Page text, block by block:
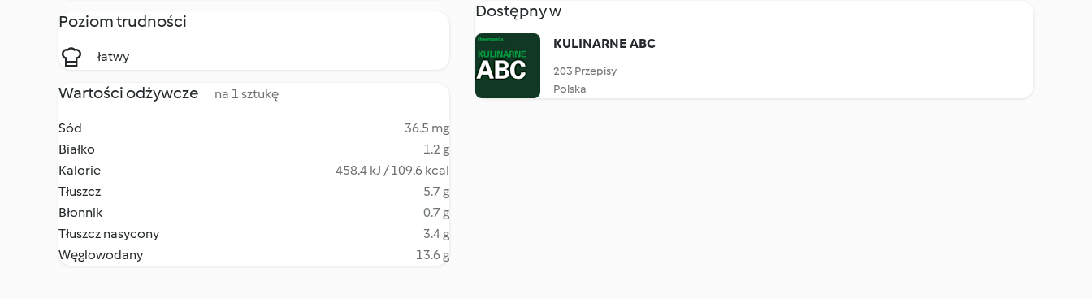
Poziom trudności
łatwy
Wartości odżywcze na 1 sztukę
Sód
36.5 mg
Białko
1.2 g
Kalorie
458.4 kJ / 109.6 kcal
Tłuszcz
5.7 g
Błonnik
0.7 g
Tłuszcz nasycony
3.4 g
Węglowodany
13.6 g
Dostępny w
KULINARNE ABC
203 Przepisy
Polska